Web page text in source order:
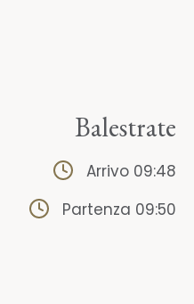
Balestrate
Arrivo 09:48
Partenza 09:50